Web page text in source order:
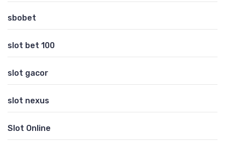
sbobet
slot bet 100
slot gacor
slot nexus
Slot Online